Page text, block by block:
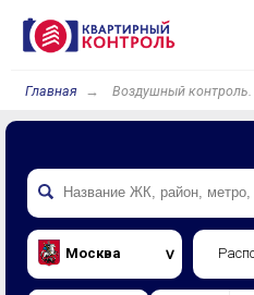
Главная Воздушный
Москва